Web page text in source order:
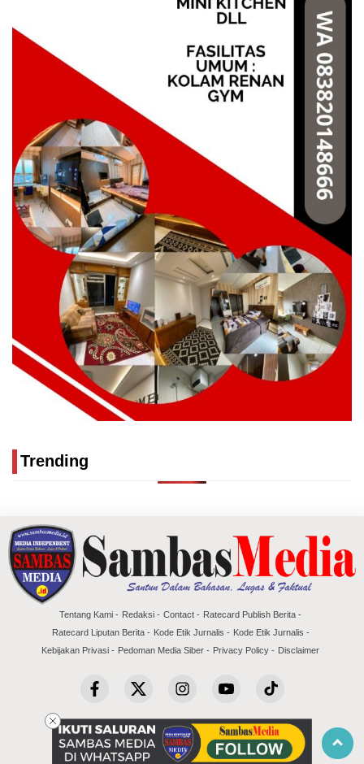
Trending
Tentang Kami Redaksi Contact
Ratecard Publish Berita
Ratecard Liputan Berita
Kode Etik Jurnalis
Kode Etik Jurnalis
Kebijakan Privasi
Pedoman Media Siber Privacy Policy Disclaimer
Copyright @2026 Sambas Media
All Rights Reserved